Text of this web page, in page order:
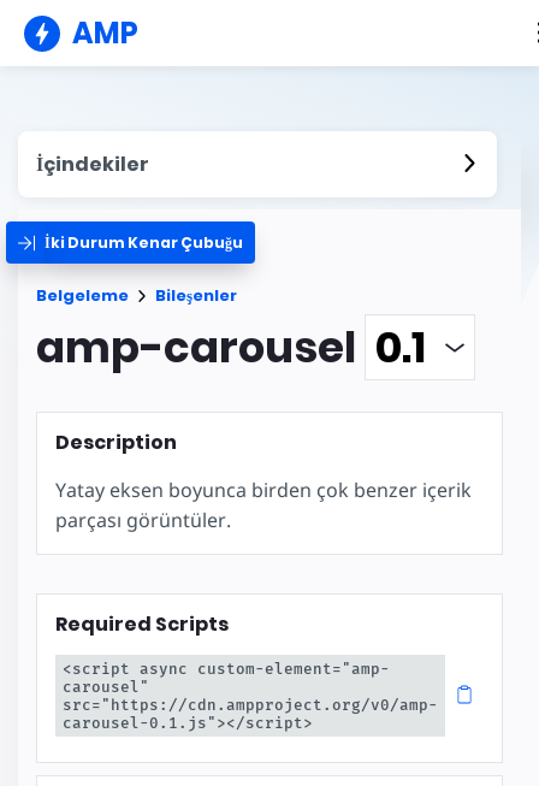
AMP
İçindekiler
İki Durum Kenar Çubuğu
Belgeleme Bileşenler
amp-carousel
Description
Yatay eksen boyunca birden çok benzer içerik
parçası görüntüler.
Required Scripts
<script async custom-element="amp-
carousel"
src="https://cdn.ampproject.org/v0/amp-
carousel-0.1.js"></script>